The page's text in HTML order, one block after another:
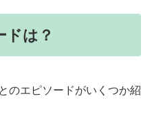
ドは？
のエピソードがいくつか紹